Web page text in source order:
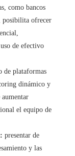
como bancos
posibilita ofrecer
de efectivo
de plataformas
dinámico y
el equipo de
presentar de
y las